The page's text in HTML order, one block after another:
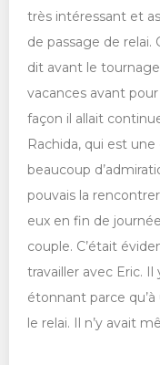
très intéressant et
de passage de
dit avant le
vacances avant
façon il allait
Rachida, qui est une
beaucoup
pouvais la
eux en fin de
couple. C’était
travailler avec Eric. Il
étonnant parce
le relai. Il n’y avait